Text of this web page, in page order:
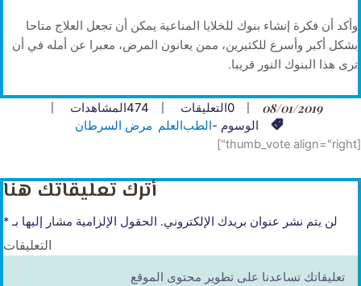
وأكد أن فكرة إنشاء بنوك للخلايا المناعية يمكن أن تجعل العلاج متاحا
بشكل أكبر وأسرع للكثيرين، ممن يعانون المرض، معبرا عن أمله في أن
ترى هذا البنوك النور قريبا.
08/01/2019
0التعليقات 474المشاهدات
الوسوم -الطبالعلم مرض السرطان
[thumb_vote align="right"]
أترك تعليقاتك هنا
لن يتم نشر عنوان بريدك الإلكتروني. الحقول الإلزامية مشار إليها بـ*
التعليقات